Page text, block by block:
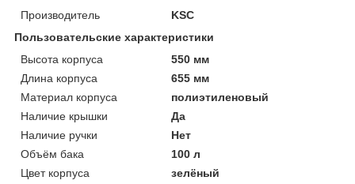
Производитель
KSC
Пользовательские характеристики
Высота корпуса
550 мм
Длина корпуса
655 мм
Материал корпуса
полиэтиленовый
Наличие крышки
Да
Наличие ручки
Нет
Объём бака
100 л
Цвет корпуса
зелёный